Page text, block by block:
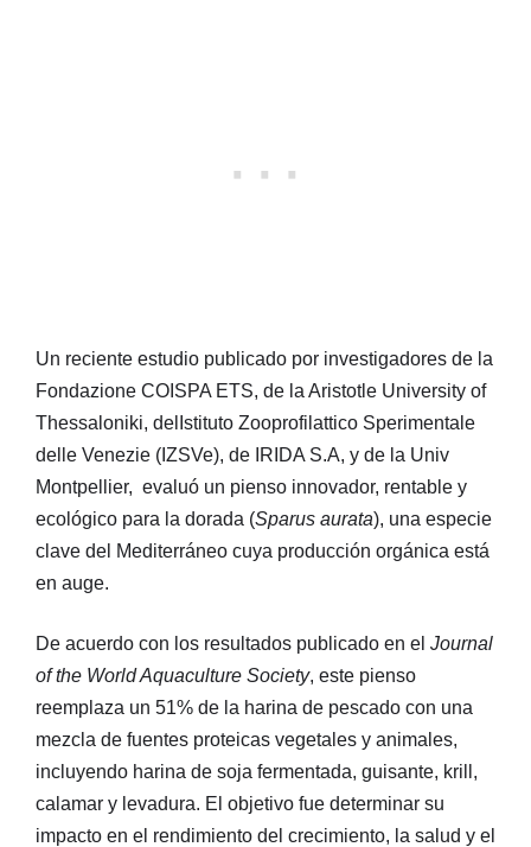
Un reciente estudio publicado por investigadores de la
Fondazione COISPA ETS, de la Aristotle University of
Thessaloniki, delIstituto Zooprofilattico Sperimentale
delle Venezie (IZSVe), de IRIDA S.A, y de la Univ
Montpellier, evaluó un pienso innovador, rentable y
ecológico para la dorada (Sparus aurata), una especie
clave del Mediterráneo cuya producción orgánica está
en auge.
De acuerdo con los resultados publicado en el Journal
of the World Aquaculture Society, este pienso
reemplaza un 51% de la harina de pescado con una
mezcla de fuentes proteicas vegetales y animales,
incluyendo harina de soja fermentada, guisante, krill,
calamar y levadura. El objetivo fue determinar su
impacto en el rendimiento del crecimiento, la salud y el